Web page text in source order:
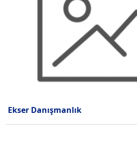
Ekser Danışmanlık